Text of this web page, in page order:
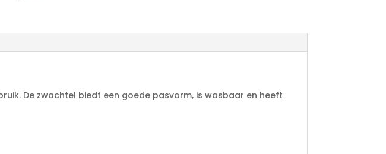
i
De zwachtel biedt een goede pasvorm, is wasbaar en heeft